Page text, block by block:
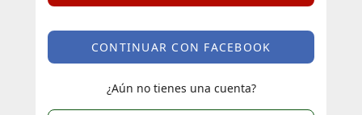
CONTINUAR CON FACEBOOK
¿Aún no tienes una cuenta?